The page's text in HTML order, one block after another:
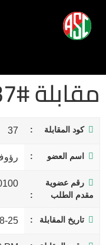
مقابلة #37
كود المقابلة 37
اسم العضو
رقم عضوية
مقدم الطلب
تاريخ المقابلة 25